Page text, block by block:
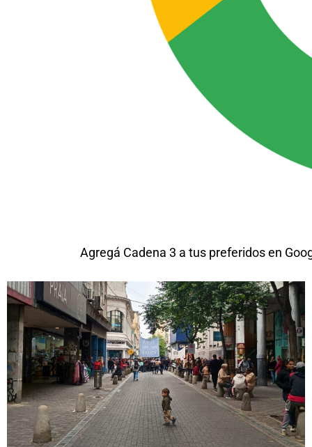
Agregá Cadena 3 a tus preferidos en